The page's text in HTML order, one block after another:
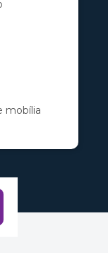
mobília